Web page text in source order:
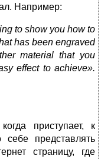
Например:
to show you how to
has been engraved
material that you
effect to achieve».
приступает, к
себе представлять
страницу, где